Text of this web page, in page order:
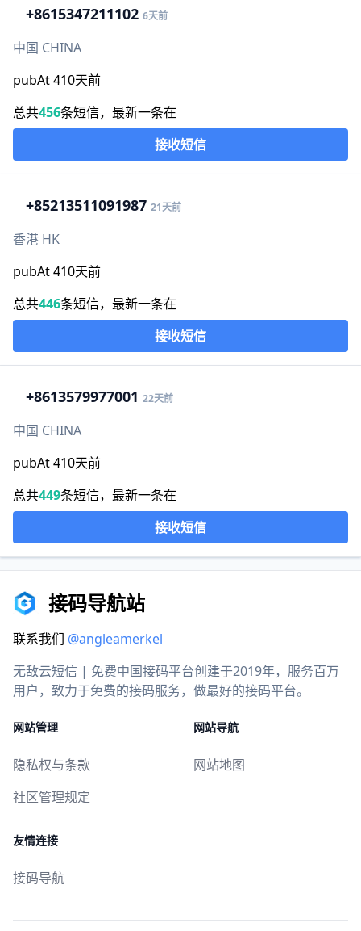
+8615347211102 6天前
中国 CHINA
pubAt 410天前
总共456条短信，最新一条在
接收短信
+85213511091987 21天前
香港 HK
pubAt 410天前
总共446条短信，最新一条在
接收短信
+8613579977001 22天前
中国 CHINA
pubAt 410天前
总共449条短信，最新一条在
接收短信
接码导航站
联系我们 @angleamerkel
无敌云短信 | 免费中国接码平台创建于2019年，服务百万
用户，致力于免费的接码服务，做最好的接码平台。
网站管理
隐私权与条款
社区管理规定
网站导航
网站地图
友情连接
接码导航